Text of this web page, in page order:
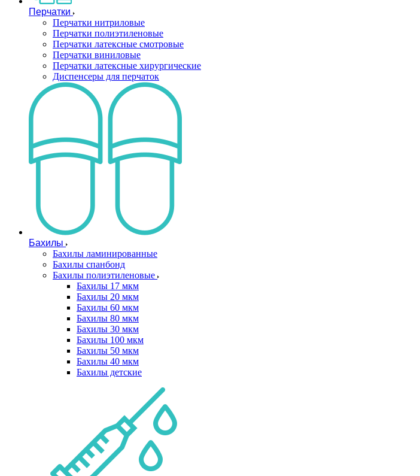
Перчатки
Перчатки нитриловые
Перчатки полиэтиленовые
Перчатки латексные смотровые
Перчатки виниловые
Перчатки латексные хирургические
Диспенсеры для перчаток
Бахилы
Бахилы ламинированные
Бахилы спанбонд
Бахилы полиэтиленовые
Бахилы 17 мкм
Бахилы 20 мкм
Бахилы 60 мкм
Бахилы 80 мкм
Бахилы 30 мкм
Бахилы 100 мкм
Бахилы 50 мкм
Бахилы 40 мкм
Бахилы детские